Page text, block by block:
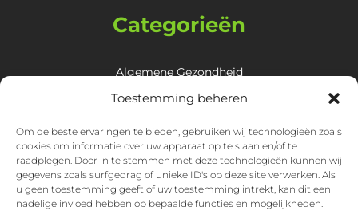
Toestemming beheren
Om de beste ervaringen te bieden, gebruiken wij technologieën zoals
cookies om informatie over uw apparaat op te slaan en/of te
raadplegen. Door in te stemmen met deze technologieën kunnen wij
gegevens zoals surfgedrag of unieke ID's op deze site verwerken. Als
u geen toestemming geeft of uw toestemming intrekt, kan dit een
nadelige invloed hebben op bepaalde functies en mogelijkheden.
Categorieën
Algemene Gezondheid
Huid, Haar & Nagels
Mentale Gezondheid
Overige
Spijsvertering & Maagklachten